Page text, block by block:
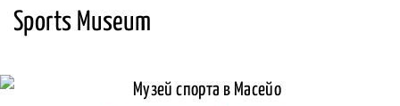
Sports Museum